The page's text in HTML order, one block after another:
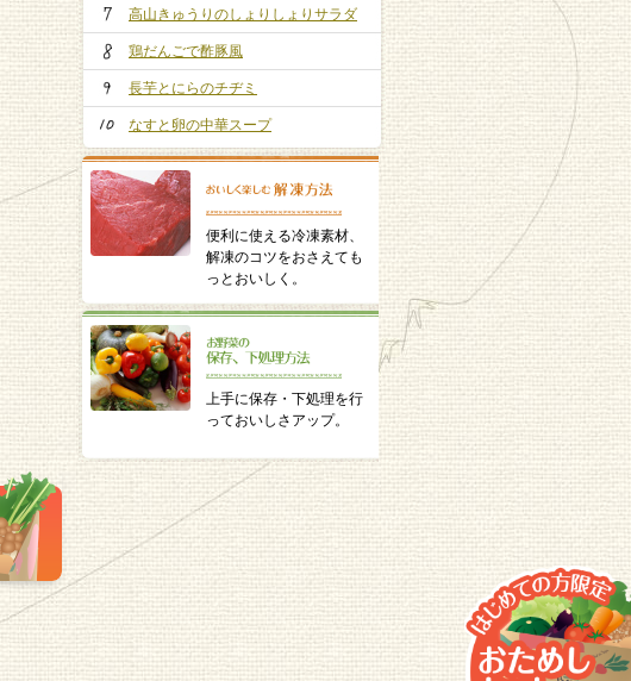
高山きゅうりのしょりしょりサラダ
鶏だんごで酢豚風
長芋とにらのチヂミ
なすと卵の中華スープ
便利に使える冷凍素材、
解凍のコツをおさえても
っとおいしく。
上手に保存・下処理を行
っておいしさアップ。